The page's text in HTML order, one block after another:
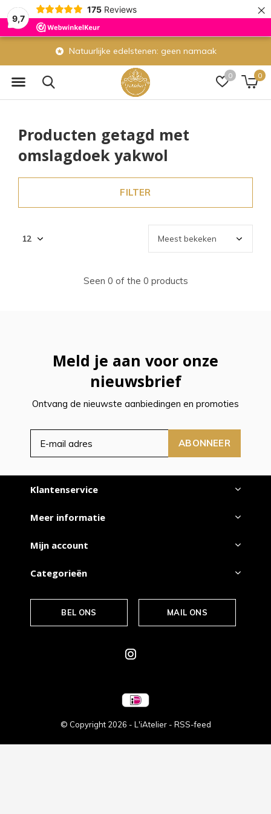
9,7
175 Reviews ×
0 0
Natuurlijke edelstenen: geen namaak
Producten getagd met
omslagdoek yakwol
FILTER
Seen 0 of the 0 products
Meld je aan voor onze
nieuwsbrief
Ontvang de nieuwste aanbiedingen en promoties
ABONNEER
Klantenservice
Meer informatie
Mijn account
Categorieën
BEL ONS MAIL ONS
© Copyright 2026 - L'iAtelier - RSS-feed